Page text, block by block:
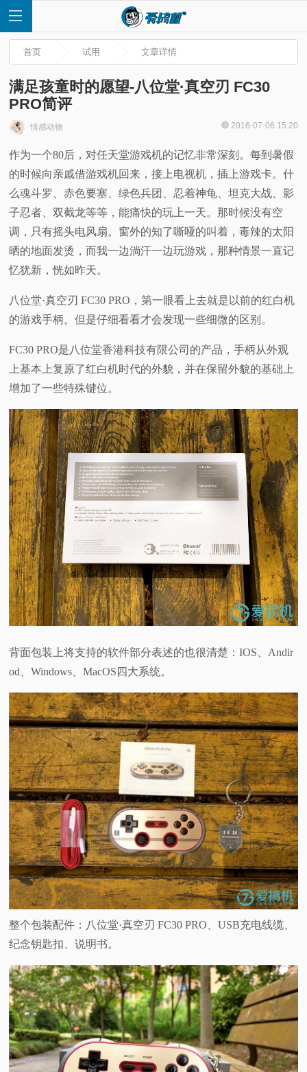
首
页
快
讯
测
频
普
体
验
专
题
首页 试用 文章详情
满足孩童时的愿望-八位堂·真空刃 FC30
PRO简评
情感动物 2016-07-06 15:20
作为一个80后，对任天堂游戏机的记忆非常深刻。每到暑假
的时候向亲戚借游戏机回来，接上电视机，插上游戏卡。什
么魂斗罗、赤色要塞、绿色兵团、忍着神龟、坦克大战、影
子忍者、双截龙等等，能痛快的玩上一天。那时候没有空
调，只有摇头电风扇。窗外的知了嘶哑的叫着，毒辣的太阳
晒的地面发烫，而我一边淌汗一边玩游戏，那种情景一直记
忆犹新，恍如昨天。
八位堂·真空刃 FC30 PRO，第一眼看上去就是以前的红白机
的游戏手柄。但是仔细看看才会发现一些细微的区别。
FC30 PRO是八位堂香港科技有限公司的产品，手柄从外观
上基本上复原了红白机时代的外貌，并在保留外貌的基础上
增加了一些特殊键位。
背面包装上将支持的软件部分表述的也很清楚：IOS、Andir
od、Windows、MacOS四大系统。
整个包装配件：八位堂·真空刃 FC30 PRO、USB充电线缆、
纪念钥匙扣、说明书。